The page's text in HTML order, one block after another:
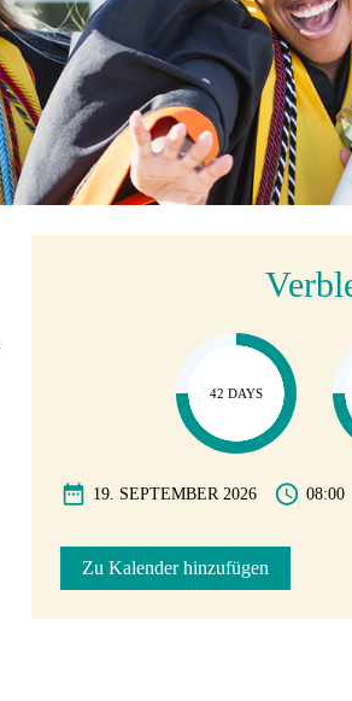
42 DAYS
19. SEPTEMBER 2026 08:00
Zu Kalender hinzufügen